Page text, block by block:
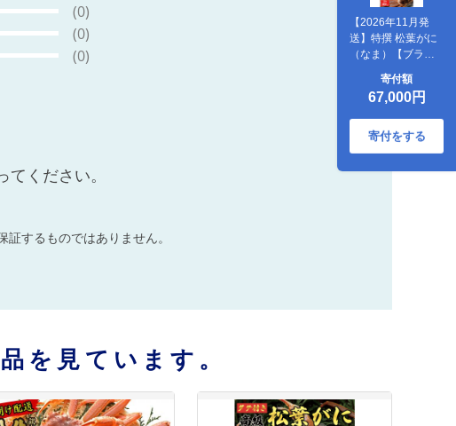
【2026年11月発
送】特撰 松葉がに
（なま）【ブラン
ドタグ付き】400g
超のサイズ 2杯
寄付額
67,000円
寄付をする
(0)
(0)
(0)
てください。
するものではありません。
を見ています。